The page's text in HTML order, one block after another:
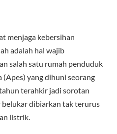
menjaga kebersihan
adalah hal wajib
salah satu rumah penduduk
yang dihuni seorang
terahkir jadi sorotan
belukar dibiarkan tak terurus
listrik.